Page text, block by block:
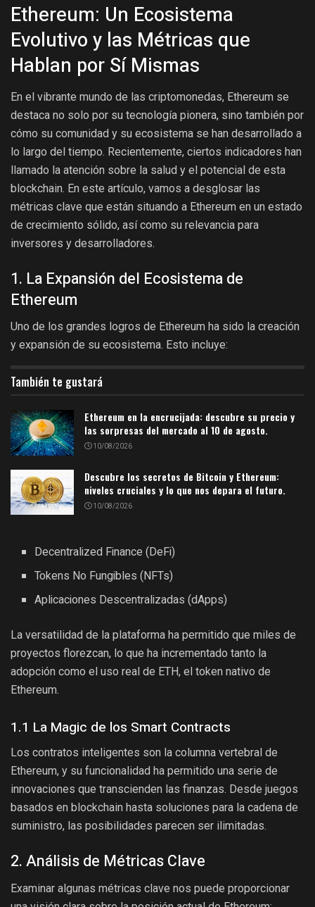
Ethereum: Un Ecosistema
Evolutivo y las Métricas que
Hablan por Sí Mismas
En el vibrante mundo de las criptomonedas, Ethereum se
destaca no solo por su tecnología pionera, sino también por
cómo su comunidad y su ecosistema se han desarrollado a
lo largo del tiempo. Recientemente, ciertos indicadores han
llamado la atención sobre la salud y el potencial de esta
blockchain. En este artículo, vamos a desglosar las
métricas clave que están situando a Ethereum en un estado
de crecimiento sólido, así como su relevancia para
inversores y desarrolladores.
1. La Expansión del Ecosistema de
Ethereum
Uno de los grandes logros de Ethereum ha sido la creación
y expansión de su ecosistema. Esto incluye:
También te gustará
Ethereum en la encrucijada: descubre su precio y
las sorpresas del mercado al 10 de agosto.
10/08/2026
Descubre los secretos de Bitcoin y Ethereum:
niveles cruciales y lo que nos depara el futuro.
10/08/2026
Decentralized Finance (DeFi)
Tokens No Fungibles (NFTs)
Aplicaciones Descentralizadas (dApps)
La versatilidad de la plataforma ha permitido que miles de
proyectos florezcan, lo que ha incrementado tanto la
adopción como el uso real de ETH, el token nativo de
Ethereum.
1.1 La Magic de los Smart Contracts
Los contratos inteligentes son la columna vertebral de
Ethereum, y su funcionalidad ha permitido una serie de
innovaciones que transcienden las finanzas. Desde juegos
basados en blockchain hasta soluciones para la cadena de
suministro, las posibilidades parecen ser ilimitadas.
2. Análisis de Métricas Clave
Examinar algunas métricas clave nos puede proporcionar